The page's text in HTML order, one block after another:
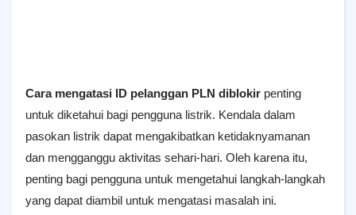
Cara mengatasi ID pelanggan PLN diblokir penting
untuk diketahui bagi pengguna listrik. Kendala dalam
pasokan listrik dapat mengakibatkan ketidaknyamanan
dan mengganggu aktivitas sehari-hari. Oleh karena itu,
penting bagi pengguna untuk mengetahui langkah-langkah
yang dapat diambil untuk mengatasi masalah ini.